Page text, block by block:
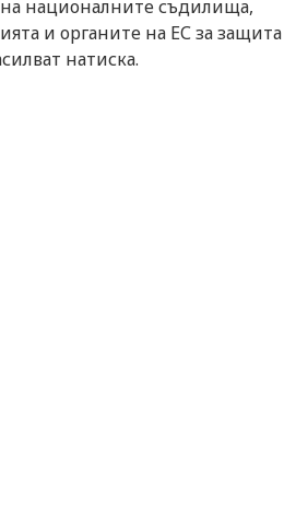
националните съдилища,
и органите на ЕС за защита
натиска.